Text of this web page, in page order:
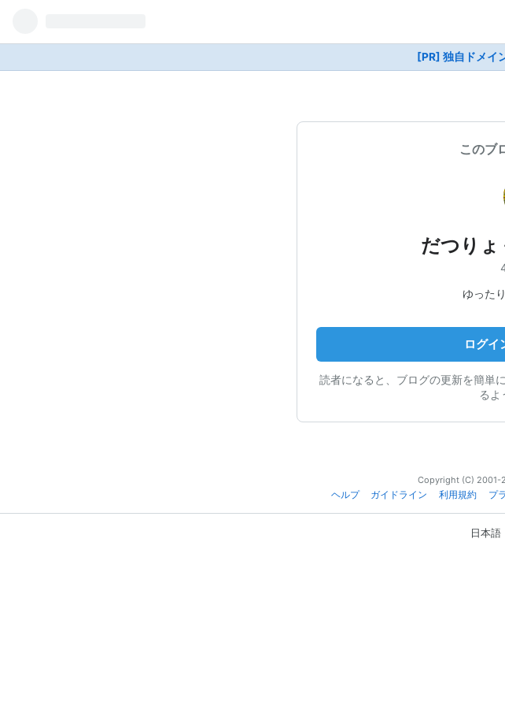
[PR] 独自ドメイ
このブ
だつり
ゆった
ログイ
読者になると、ブログの更新を簡単
るよ
Copyright (C) 2001-
ヘルプ
ガイドライン 利用規約 プ
日本語